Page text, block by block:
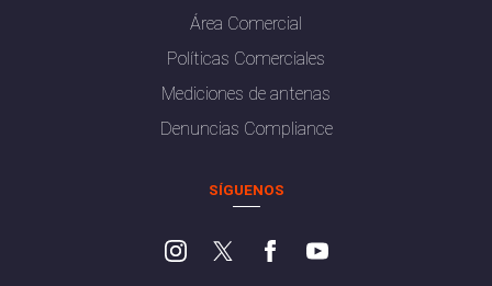
Área Comercial
Políticas Comerciales
Mediciones de antenas
Denuncias Compliance
SÍGUENOS